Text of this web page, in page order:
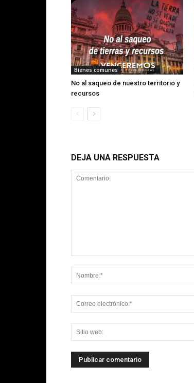
Bienes comunes
No al saqueo de nuestro territorio y
recursos
DEJA UNA RESPUESTA